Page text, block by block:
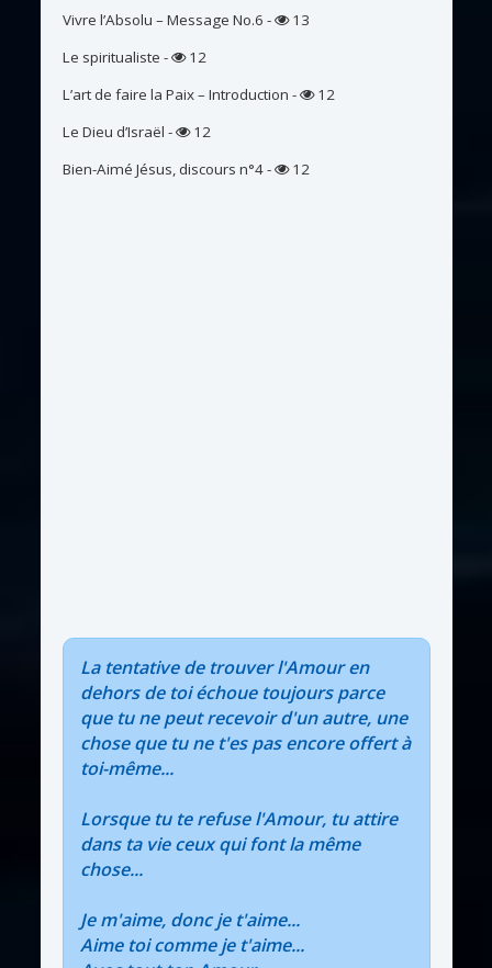
Vivre l’Absolu – Message No.6 -
13
Le spiritualiste -
12
L’art de faire la Paix – Introduction -
12
Le Dieu d’Israël -
12
Bien-Aimé Jésus, discours n°4- 12
La tentative de trouver l'Amour en
dehors de toi échoue toujours parce
que tu ne peut recevoir d'un autre, une
chose que tu ne t'es pas encore offert à
toi-même...
Lorsque tu te refuse l'Amour, tu attire
dans ta vie ceux qui font la même
chose...
Je m'aime, donc je t'aime...
Aime toi comme je t'aime...